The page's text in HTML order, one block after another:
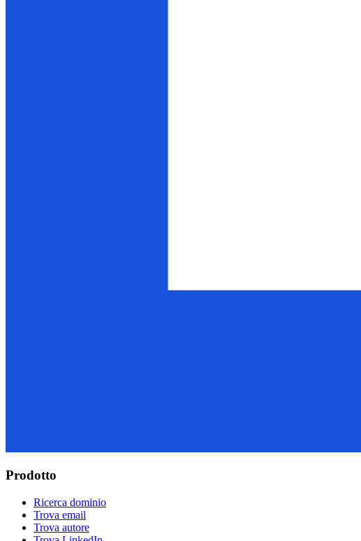
Prodotto
Ricerca dominio
Trova email
Trova autore